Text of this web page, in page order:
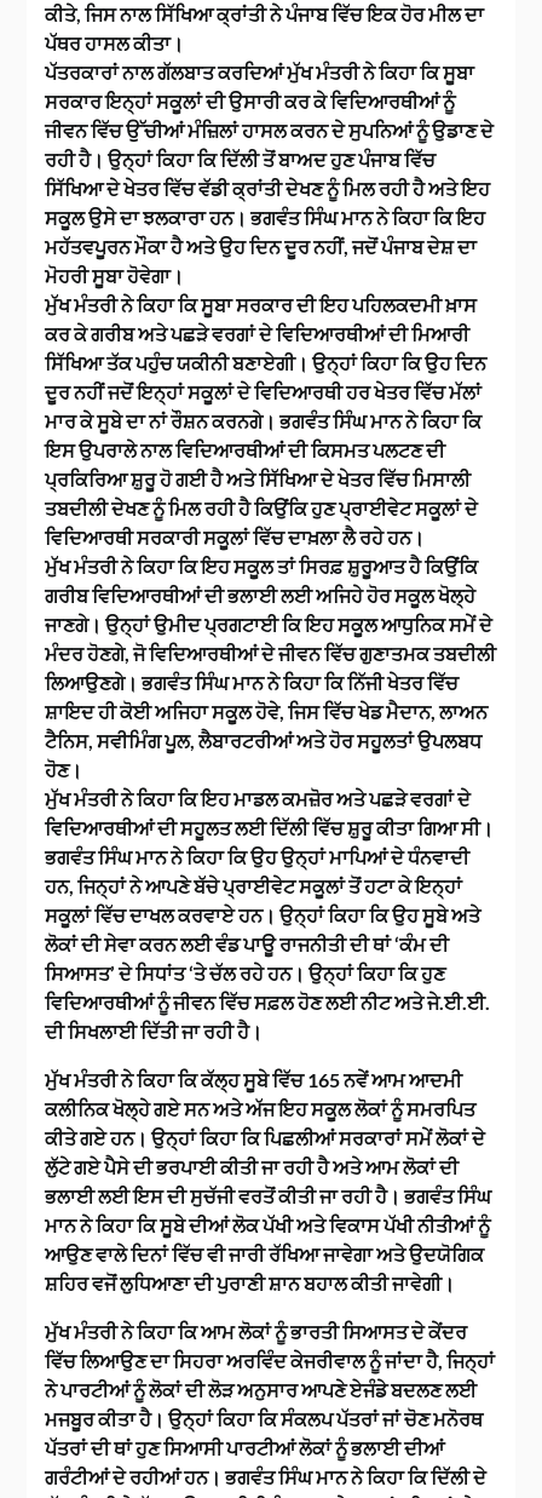
ਕੀਤੇ, ਜਿਸ ਨਾਲ ਸਿੱਖਿਆ ਕ੍ਰਾਂਤੀ ਨੇ ਪੰਜਾਬ ਵਿੱਚ ਇਕ ਹੋਰ ਮੀਲ ਦਾ
ਪੱਥਰ ਹਾਸਲ ਕੀਤਾ।
ਪੱਤਰਕਾਰਾਂ ਨਾਲ ਗੱਲਬਾਤ ਕਰਦਿਆਂ ਮੁੱਖ ਮੰਤਰੀ ਨੇ ਕਿਹਾ ਕਿ ਸੂਬਾ
ਸਰਕਾਰ ਇਨ੍ਹਾਂ ਸਕੂਲਾਂ ਦੀ ਉਸਾਰੀ ਕਰ ਕੇ ਵਿਦਿਆਰਥੀਆਂ ਨੂੰ
ਜੀਵਨ ਵਿੱਚ ਉੱਚੀਆਂ ਮੰਜ਼ਿਲਾਂ ਹਾਸਲ ਕਰਨ ਦੇ ਸੁਪਨਿਆਂ ਨੂੰ ਉਡਾਣ ਦੇ
ਰਹੀ ਹੈ। ਉਨ੍ਹਾਂ ਕਿਹਾ ਕਿ ਦਿੱਲੀ ਤੋਂ ਬਾਅਦ ਹੁਣ ਪੰਜਾਬ ਵਿੱਚ
ਸਿੱਖਿਆ ਦੇ ਖੇਤਰ ਵਿੱਚ ਵੱਡੀ ਕ੍ਰਾਂਤੀ ਦੇਖਣ ਨੂੰ ਮਿਲ ਰਹੀ ਹੈ ਅਤੇ ਇਹ
ਸਕੂਲ ਉਸੇ ਦਾ ਝਲਕਾਰਾ ਹਨ। ਭਗਵੰਤ ਸਿੰਘ ਮਾਨ ਨੇ ਕਿਹਾ ਕਿ ਇਹ
ਮਹੱਤਵਪੂਰਨ ਮੌਕਾ ਹੈ ਅਤੇ ਉਹ ਦਿਨ ਦੂਰ ਨਹੀਂ, ਜਦੋਂ ਪੰਜਾਬ ਦੇਸ਼ ਦਾ
ਮੋਹਰੀ ਸੂਬਾ ਹੋਵੇਗਾ।
ਮੁੱਖ ਮੰਤਰੀ ਨੇ ਕਿਹਾ ਕਿ ਸੂਬਾ ਸਰਕਾਰ ਦੀ ਇਹ ਪਹਿਲਕਦਮੀ ਖ਼ਾਸ
ਕਰ ਕੇ ਗਰੀਬ ਅਤੇ ਪਛੜੇ ਵਰਗਾਂ ਦੇ ਵਿਦਿਆਰਥੀਆਂ ਦੀ ਮਿਆਰੀ
ਸਿੱਖਿਆ ਤੱਕ ਪਹੁੰਚ ਯਕੀਨੀ ਬਣਾਏਗੀ। ਉਨ੍ਹਾਂ ਕਿਹਾ ਕਿ ਉਹ ਦਿਨ
ਦੂਰ ਨਹੀਂ ਜਦੋਂ ਇਨ੍ਹਾਂ ਸਕੂਲਾਂ ਦੇ ਵਿਦਿਆਰਥੀ ਹਰ ਖੇਤਰ ਵਿੱਚ ਮੱਲਾਂ
ਮਾਰ ਕੇ ਸੂਬੇ ਦਾ ਨਾਂ ਰੌਸ਼ਨ ਕਰਨਗੇ। ਭਗਵੰਤ ਸਿੰਘ ਮਾਨ ਨੇ ਕਿਹਾ ਕਿ
ਇਸ ਉਪਰਾਲੇ ਨਾਲ ਵਿਦਿਆਰਥੀਆਂ ਦੀ ਕਿਸਮਤ ਪਲਟਣ ਦੀ
ਪ੍ਰਕਿਰਿਆ ਸ਼ੁਰੂ ਹੋ ਗਈ ਹੈ ਅਤੇ ਸਿੱਖਿਆ ਦੇ ਖੇਤਰ ਵਿੱਚ ਮਿਸਾਲੀ
ਤਬਦੀਲੀ ਦੇਖਣ ਨੂੰ ਮਿਲ ਰਹੀ ਹੈ ਕਿਉਂਕਿ ਹੁਣ ਪ੍ਰਾਈਵੇਟ ਸਕੂਲਾਂ ਦੇ
ਵਿਦਿਆਰਥੀ ਸਰਕਾਰੀ ਸਕੂਲਾਂ ਵਿੱਚ ਦਾਖ਼ਲਾ ਲੈ ਰਹੇ ਹਨ।
ਮੁੱਖ ਮੰਤਰੀ ਨੇ ਕਿਹਾ ਕਿ ਇਹ ਸਕੂਲ ਤਾਂ ਸਿਰਫ਼ ਸ਼ੁਰੂਆਤ ਹੈ ਕਿਉਂਕਿ
ਗਰੀਬ ਵਿਦਿਆਰਥੀਆਂ ਦੀ ਭਲਾਈ ਲਈ ਅਜਿਹੇ ਹੋਰ ਸਕੂਲ ਖੋਲ੍ਹੇ
ਜਾਣਗੇ। ਉਨ੍ਹਾਂ ਉਮੀਦ ਪ੍ਰਗਟਾਈ ਕਿ ਇਹ ਸਕੂਲ ਆਧੁਨਿਕ ਸਮੇਂ ਦੇ
ਮੰਦਰ ਹੋਣਗੇ, ਜੋ ਵਿਦਿਆਰਥੀਆਂ ਦੇ ਜੀਵਨ ਵਿੱਚ ਗੁਣਾਤਮਕ ਤਬਦੀਲੀ
ਲਿਆਉਣਗੇ। ਭਗਵੰਤ ਸਿੰਘ ਮਾਨ ਨੇ ਕਿਹਾ ਕਿ ਨਿੱਜੀ ਖੇਤਰ ਵਿੱਚ
ਸ਼ਾਇਦ ਹੀ ਕੋਈ ਅਜਿਹਾ ਸਕੂਲ ਹੋਵੇ, ਜਿਸ ਵਿੱਚ ਖੇਡ ਮੈਦਾਨ, ਲਾਅਨ
ਟੈਨਿਸ, ਸਵੀਮਿੰਗ ਪੂਲ, ਲੈਬਾਰਟਰੀਆਂ ਅਤੇ ਹੋਰ ਸਹੂਲਤਾਂ ਉਪਲਬਧ
ਹੋਣ।
ਮੁੱਖ ਮੰਤਰੀ ਨੇ ਕਿਹਾ ਕਿ ਇਹ ਮਾਡਲ ਕਮਜ਼ੋਰ ਅਤੇ ਪਛੜੇ ਵਰਗਾਂ ਦੇ
ਵਿਦਿਆਰਥੀਆਂ ਦੀ ਸਹੂਲਤ ਲਈ ਦਿੱਲੀ ਵਿੱਚ ਸ਼ੁਰੂ ਕੀਤਾ ਗਿਆ ਸੀ।
ਭਗਵੰਤ ਸਿੰਘ ਮਾਨ ਨੇ ਕਿਹਾ ਕਿ ਉਹ ਉਨ੍ਹਾਂ ਮਾਪਿਆਂ ਦੇ ਧੰਨਵਾਦੀ
ਹਨ, ਜਿਨ੍ਹਾਂ ਨੇ ਆਪਣੇ ਬੱਚੇ ਪ੍ਰਾਈਵੇਟ ਸਕੂਲਾਂ ਤੋਂ ਹਟਾ ਕੇ ਇਨ੍ਹਾਂ
ਸਕੂਲਾਂ ਵਿੱਚ ਦਾਖਲ ਕਰਵਾਏ ਹਨ। ਉਨ੍ਹਾਂ ਕਿਹਾ ਕਿ ਉਹ ਸੂਬੇ ਅਤੇ
ਲੋਕਾਂ ਦੀ ਸੇਵਾ ਕਰਨ ਲਈ ਵੰਡ ਪਾਊ ਰਾਜਨੀਤੀ ਦੀ ਥਾਂ ‘ਕੰਮ ਦੀ
ਸਿਆਸਤ’ ਦੇ ਸਿਧਾਂਤ ‘ਤੇ ਚੱਲ ਰਹੇ ਹਨ। ਉਨ੍ਹਾਂ ਕਿਹਾ ਕਿ ਹੁਣ
ਵਿਦਿਆਰਥੀਆਂ ਨੂੰ ਜੀਵਨ ਵਿੱਚ ਸਫ਼ਲ ਹੋਣ ਲਈ ਨੀਟ ਅਤੇ ਜੇ.ਈ.ਈ.
ਦੀ ਸਿਖਲਾਈ ਦਿੱਤੀ ਜਾ ਰਹੀ ਹੈ।
ਮੁੱਖ ਮੰਤਰੀ ਨੇ ਕਿਹਾ ਕਿ ਕੱਲ੍ਹ ਸੂਬੇ ਵਿੱਚ 165 ਨਵੇਂ ਆਮ ਆਦਮੀ
ਕਲੀਨਿਕ ਖੋਲ੍ਹੇ ਗਏ ਸਨ ਅਤੇ ਅੱਜ ਇਹ ਸਕੂਲ ਲੋਕਾਂ ਨੂੰ ਸਮਰਪਿਤ
ਕੀਤੇ ਗਏ ਹਨ। ਉਨ੍ਹਾਂ ਕਿਹਾ ਕਿ ਪਿਛਲੀਆਂ ਸਰਕਾਰਾਂ ਸਮੇਂ ਲੋਕਾਂ ਦੇ
ਲੁੱਟੇ ਗਏ ਪੈਸੇ ਦੀ ਭਰਪਾਈ ਕੀਤੀ ਜਾ ਰਹੀ ਹੈ ਅਤੇ ਆਮ ਲੋਕਾਂ ਦੀ
ਭਲਾਈ ਲਈ ਇਸ ਦੀ ਸੁਚੱਜੀ ਵਰਤੋਂ ਕੀਤੀ ਜਾ ਰਹੀ ਹੈ। ਭਗਵੰਤ ਸਿੰਘ
ਮਾਨ ਨੇ ਕਿਹਾ ਕਿ ਸੂਬੇ ਦੀਆਂ ਲੋਕ ਪੱਖੀ ਅਤੇ ਵਿਕਾਸ ਪੱਖੀ ਨੀਤੀਆਂ ਨੂੰ
ਆਉਣ ਵਾਲੇ ਦਿਨਾਂ ਵਿੱਚ ਵੀ ਜਾਰੀ ਰੱਖਿਆ ਜਾਵੇਗਾ ਅਤੇ ਉਦਯੋਗਿਕ
ਸ਼ਹਿਰ ਵਜੋਂ ਲੁਧਿਆਣਾ ਦੀ ਪੁਰਾਣੀ ਸ਼ਾਨ ਬਹਾਲ ਕੀਤੀ ਜਾਵੇਗੀ।
ਮੁੱਖ ਮੰਤਰੀ ਨੇ ਕਿਹਾ ਕਿ ਆਮ ਲੋਕਾਂ ਨੂੰ ਭਾਰਤੀ ਸਿਆਸਤ ਦੇ ਕੇਂਦਰ
ਵਿੱਚ ਲਿਆਉਣ ਦਾ ਸਿਹਰਾ ਅਰਵਿੰਦ ਕੇਜਰੀਵਾਲ ਨੂੰ ਜਾਂਦਾ ਹੈ, ਜਿਨ੍ਹਾਂ
ਨੇ ਪਾਰਟੀਆਂ ਨੂੰ ਲੋਕਾਂ ਦੀ ਲੋੜ ਅਨੁਸਾਰ ਆਪਣੇ ਏਜੰਡੇ ਬਦਲਣ ਲਈ
ਮਜਬੂਰ ਕੀਤਾ ਹੈ। ਉਨ੍ਹਾਂ ਕਿਹਾ ਕਿ ਸੰਕਲਪ ਪੱਤਰਾਂ ਜਾਂ ਚੋਣ ਮਨੋਰਥ
ਪੱਤਰਾਂ ਦੀ ਥਾਂ ਹੁਣ ਸਿਆਸੀ ਪਾਰਟੀਆਂ ਲੋਕਾਂ ਨੂੰ ਭਲਾਈ ਦੀਆਂ
ਗਰੰਟੀਆਂ ਦੇ ਰਹੀਆਂ ਹਨ। ਭਗਵੰਤ ਸਿੰਘ ਮਾਨ ਨੇ ਕਿਹਾ ਕਿ ਦਿੱਲੀ ਦੇ